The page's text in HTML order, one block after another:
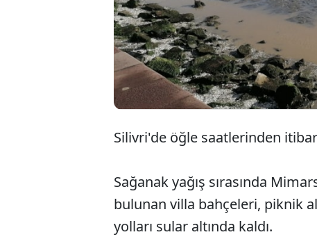
Silivri'de öğle saatlerinden
Sağanak yağış sırasında
bulunan villa bahçeleri, piknik
yolları sular altında kaldı.